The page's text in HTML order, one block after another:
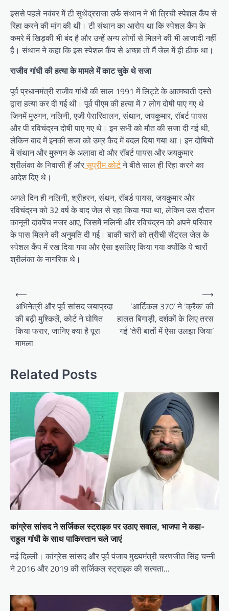
इससे पहले नवंबर में टी सुथेंद्रराजा उर्फ संथान ने भी त्रिची स्पेशल कैंप से
रिहा करने की मांग की थी। टी संथान का आरोप था कि स्पेशल कैंप के
कमरे में खिड़की भी बंद है और उन्हें अन्य लोगों से मिलने की भी आजादी नहीं
है। संथान ने कहा कि इस स्पेशल कैंप से अच्छा तो मैं जेल में ही ठीक था।
राजीव गांधी की हत्या के मामले में काट चुके थे सजा
पूर्व प्रधानमंत्री राजीव गांधी की साल 1991 में लिट्टे के आत्मघाती दस्ते
द्वारा हत्या कर दी गई थी। पूर्व पीएम की हत्या में 7 लोग दोषी पाए गए थे
जिनमें मुरुगन, नलिनी, एजी पेरारिवालन, संथान, जयकुमार, रॉबर्ट पायस
और पी रविचंद्रन दोषी पाए गए थे। इन सभी को मौत की सजा दी गई थी,
लेकिन बाद में इनकी सजा को उम्र कैद में बदल दिया गया था। इन दोषियों
में संथान और मुरुगन के अलावा दो और रॉबर्ट पायस और जयकुमार
श्रीलंका के निवासी हैं औरसुप्रीम कोर्टने बीते साल ही रिहा करने का
आदेश दिए थे।
अगले दिन ही नलिनी, श्रीहरन, संथन, रॉबर्ड पायस, जयकुमार और
रविचंद्रन को 32 वर्ष के बाद जेल से रहा किया गया था, लेकिन उस दौरान
कानूनी दांवपेंच नजर आए, जिसमें नलिनी और रविचंद्रन को अपने परिवार
के पास मिलने की अनुमति दी गई। बाकी चारों को त्रीची सेंट्रल जेल के
स्पेशल कैंप में रख दिया गया और ऐसा इसलिए किया गया क्योंकि ये चारों
श्रीलंका के नागरिक थे।
Post
navigation
⟵
अभिनेत्री और पूर्व सांसद जयाप्रदा
की बढ़ी मुश्किलें, कोर्ट ने घोषित
किया फरार, जानिए क्या है पूरा
मामला
‘आर्टिकल 370’ ने ‘क्रैक’ की
हालत बिगाड़ी, दर्शकों के लिए तरस
गई ‘तेरी बातों में ऐसा उलझा जिया’
⟶
Related Posts
कांग्रेस सांसद ने सर्जिकल स्ट्राइक पर उठाए सवाल, भाजपा ने कहा-
राहुल गांधी के साथ पाकिस्तान चले जाएं
नई दिल्ली। कांग्रेस सांसद और पूर्व पंजाब मुख्यमंत्री चरणजीत सिंह चन्नी
ने 2016 और 2019 की सर्जिकल स्ट्राइक की सत्यता…